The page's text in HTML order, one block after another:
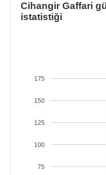
Cihangir Gaffari
istatistiği
75
100
125
150
175